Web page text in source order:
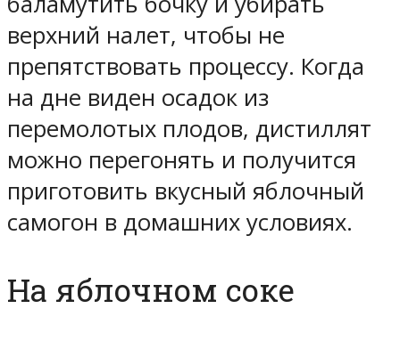
верхний налет, чтобы не
препятствовать процессу. Когда
на дне виден осадок из
перемолотых плодов, дистиллят
можно перегонять и получится
приготовить вкусный яблочный
самогон в домашних условиях.
На яблочном соке